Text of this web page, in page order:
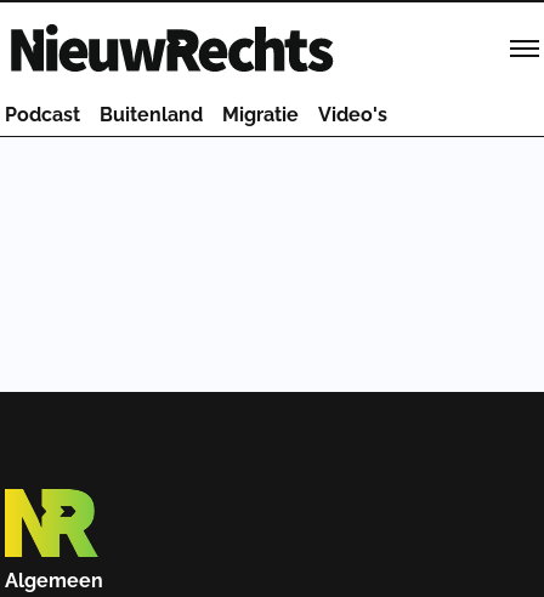
Homepage van NieuwRechts
Podcast Buitenland Migratie Video's
Algemeen